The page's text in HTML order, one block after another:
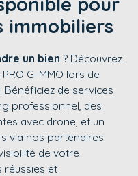
immobiliers
un bien ? Découvrez
PRO G IMMO lors de
Bénéficiez de services
professionnel, des
avec drone, et un
via nos partenaires
de votre
et